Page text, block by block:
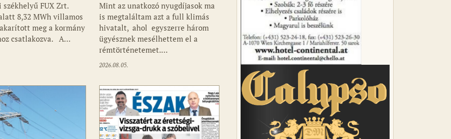
székhelyű FUX Zrt.
8,32 MWh villamos
meg a kormány
csatlakozva. A…
Mint az unatkozó nyugdíjasok ma
is megtaláltam azt a full klimás
hivatalt, ahol egyszerre három
ügyésznek mesélhettem el a
rémtörténetemet.…
2026.08.05.